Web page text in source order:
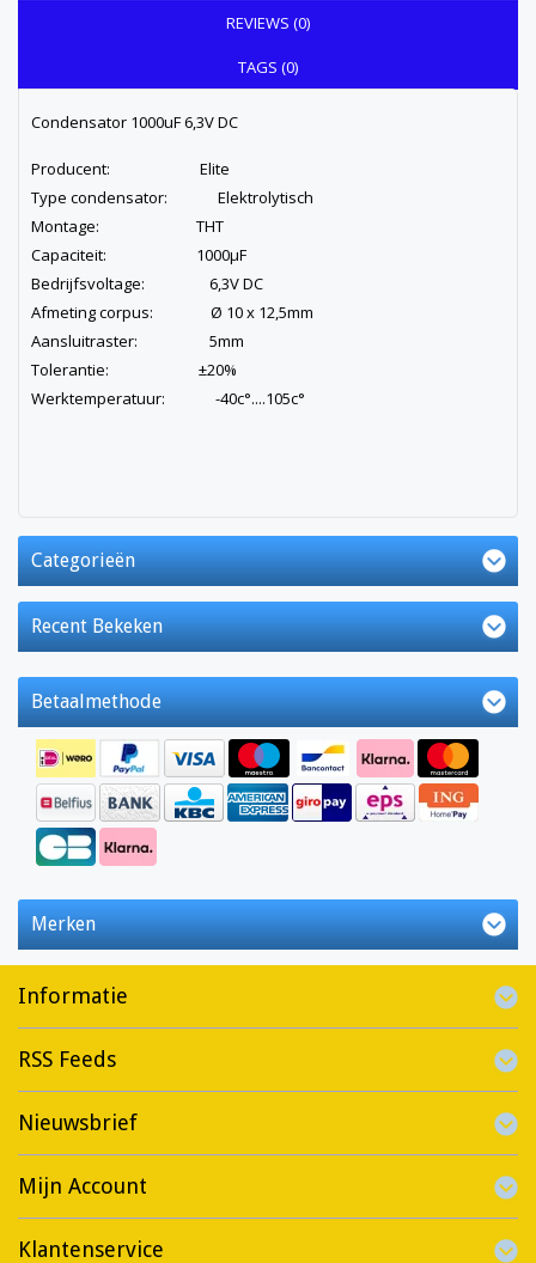
REVIEWS (0)
TAGS (0)
Condensator 1000uF 6,3V DC
Producent: Elite
Type condensator: Elektrolytisch
Montage: THT
Capaciteit: 1000µF
Bedrijfsvoltage: 6,3V DC
Afmeting corpus: Ø 10 x 12,5mm
Aansluitraster: 5mm
Tolerantie: ±20%
Werktemperatuur: -40c°....105c°
Categorieën
Recent Bekeken
Betaalmethode
Merken
Informatie
RSS Feeds
Nieuwsbrief
Mijn Account
Klantenservice